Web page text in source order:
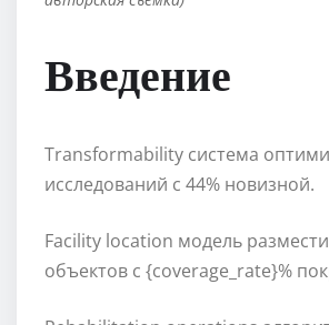
Введение
Transformability система
исследований с 44% новизной.
Facility location модель
объектов с {coverage_rate}%